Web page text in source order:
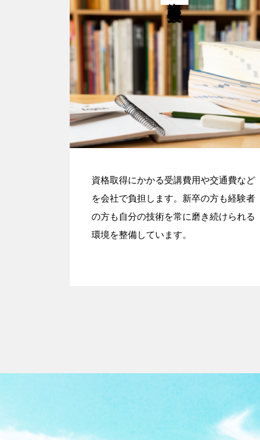
資格取得にかかる受講費用や交通費など
を会社で負担します。新卒の方も経験者
の方も自分の技術を常に磨き続けられる
環境を整備しています。